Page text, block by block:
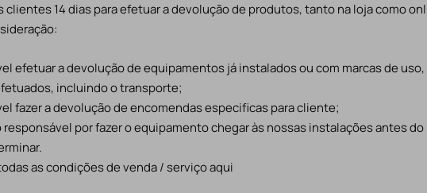
clientes 14 dias para efetuar a devolução de produtos, tanto na loja como
efetuar a devolução de equipamentos já instalados ou com marcas de
incluindo o transporte;
fazer a devolução de encomendas especificas para cliente;
responsável por fazer o equipamento chegar às nossas instalações antes
as condições de venda / serviço aqui